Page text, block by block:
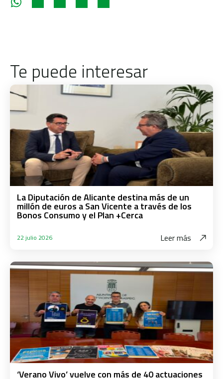
Te puede interesar
La Diputación de Alicante destina más de un
millón de euros a San Vicente a través de los
Bonos Consumo y el Plan +Cerca
22 julio 2026 Leer más
‘Verano Vivo’ vuelve con más de 40 actuaciones